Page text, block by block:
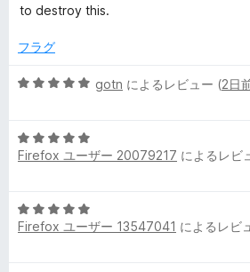
5
評
to destroy this.
フラグ
5
中
5
価
gotn によるレビュー (2日
5
段
5
の
Firefox ユーザー 20079217 によるレビ
5
段
Firefox ユーザー 13547041 によるレビ